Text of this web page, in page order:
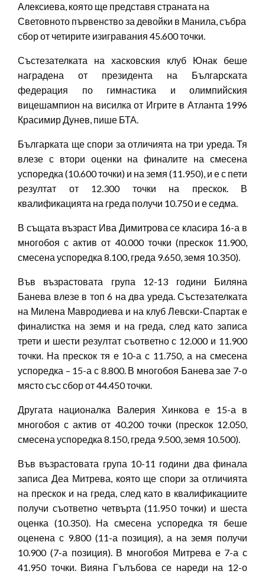
Алексиева, която ще представя страната на
Световното първенство за девойки в Манила, събра
сбор от четирите изигравания 45.600 точки.
Състезателката на хасковския клуб Юнак беше
наградена от президента на Българската
федерация по гимнастика и олимпийския
вицешампион на висилка от Игрите в Атланта 1996
Красимир Дунев, пише БТА.
Българката ще спори за отличията на три уреда. Тя
влезе с втори оценки на финалите на смесена
успоредка (10.600 точки) и на земя (11.950), и е с пети
резултат от 12.300 точки на прескок. В
квалификацията на греда получи 10.750 и е седма.
В същата възраст Ива Димитрова се класира 16-а в
многобоя с актив от 40.000 точки (прескок 11.900,
смесена успоредка 8.100, греда 9.650, земя 10.350).
Във възрастовата група 12-13 години Биляна
Банева влезе в топ 6 на два уреда. Състезателката
на Милена Мавродиева и на клуб Левски-Спартак е
финалистка на земя и на греда, след като записа
трети и шести резултат съответно с 12.000 и 11.900
точки. На прескок тя е 10-а с 11.750, а на смесена
успоредка – 15-а с 8.800. В многобоя Банева зае 7-о
място със сбор от 44.450 точки.
Другата националка Валерия Хинкова е 15-а в
многобоя с актив от 40.200 точки (прескок 12.050,
смесена успоредка 8.150, греда 9.500, земя 10.500).
Във възрастовата група 10-11 години два финала
записа Деа Митрева, която ще спори за отличията
на прескок и на греда, след като в квалификациите
получи съответно четвърта (11.950 точки) и шеста
оценка (10.350). На смесена успоредка тя беше
оценена с 9.800 (11-а позиция), а на земя получи
10.900 (7-а позиция). В многобоя Митрева е 7-а с
41.950 точки. Вияна Гълъбова се нареди на 12-о